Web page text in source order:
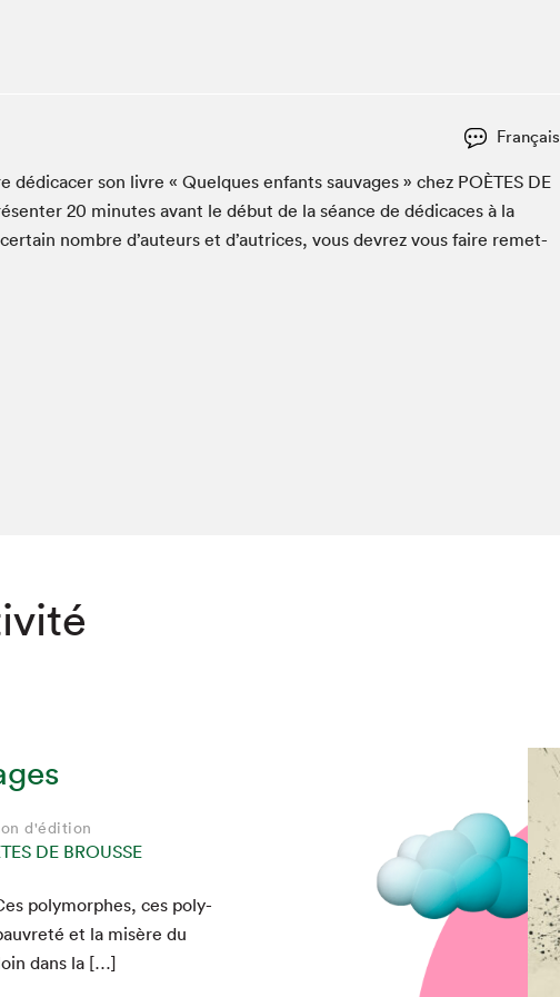
livre
Le Salon dans ta classe
Liseur Public
Matinées scolaires Hydro-Québec
Français
son livre « Quelques enfants sauvages » chez POÈTES DE
20 min­utes avant le début de la séance de dédi­caces à la
nom­bre d’auteurs et d’autrices, vous devrez vous faire remet­
d'édition
DE BROUSSE
poly­mor­phes, ces poly­
et la mis­ère du
dans la […]